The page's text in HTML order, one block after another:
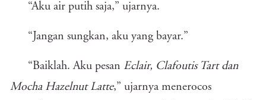
“Aku air putih saja,” ujarnya.
“Jangan sungkan, aku yang bayar.”
“Baiklah. Aku pesan Eclair, Clafoutis Tart dan
Mocha Hazelnut Latte,” ujarnya menerocos